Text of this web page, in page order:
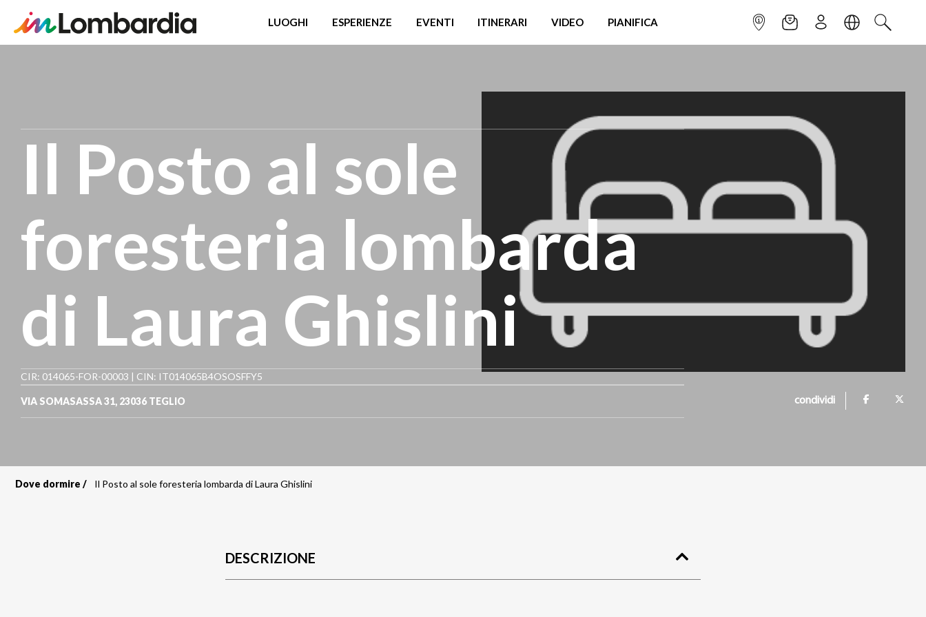
LUOGHI ESPERIENZE EVENTI ITINERARI VIDEO PIANIFICA INFOPOINTNEWSLETTER
ISCRIVITILINGUACERCA
Il Posto al sole
foresteria lombarda
di Laura Ghislini
CIR: 014065-FOR-00003 | CIN: IT014065B4OSOSFFY5
VIA SOMASASSA 31, 23036 TEGLIO condividi
Dove dormire Il Posto al sole foresteria lombarda di Laura Ghislini
DESCRIZIONE